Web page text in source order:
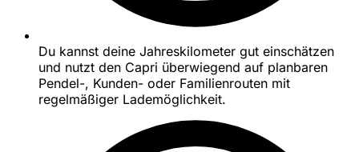
Du kannst deine Jahreskilometer gut einschätzen
und nutzt den Capri überwiegend auf planbaren
Pendel-, Kunden- oder Familienrouten mit
regelmäßiger Lademöglichkeit.